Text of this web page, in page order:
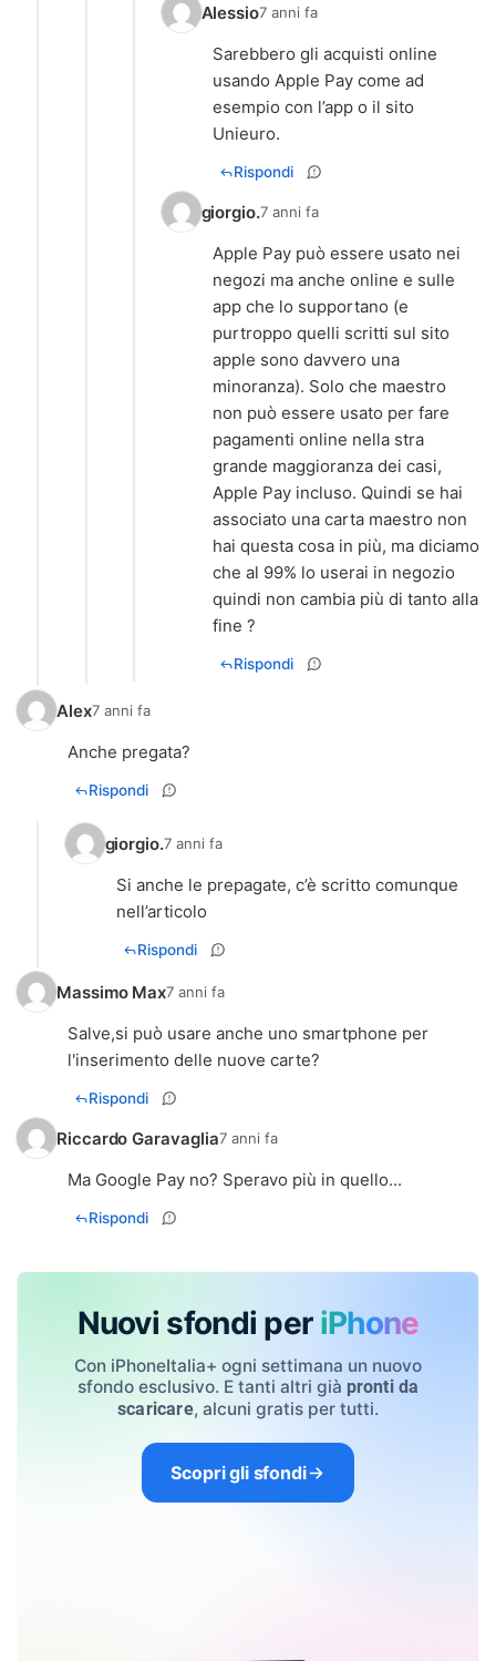
Alessio7 anni fa
Sarebbero gli acquisti online
usando Apple Pay come ad
esempio con l’app o il sito
Unieuro.
Rispondi
giorgio.7 anni fa
Apple Pay può essere usato nei
negozi ma anche online e sulle
app che lo supportano (e
purtroppo quelli scritti sul sito
apple sono davvero una
minoranza). Solo che maestro
non può essere usato per fare
pagamenti online nella stra
grande maggioranza dei casi,
Apple Pay incluso. Quindi se hai
associato una carta maestro non
hai questa cosa in più, ma diciamo
che al 99% lo userai in negozio
quindi non cambia più di tanto alla
fine ?
Rispondi
Alex7 anni fa
Anche pregata?
Rispondi
giorgio.7 anni fa
Si anche le prepagate, c’è scritto comunque
nell’articolo
Rispondi
Massimo Max7 anni fa
Salve,si può usare anche uno smartphone per
l'inserimento delle nuove carte?
Rispondi
Riccardo Garavaglia7 anni fa
Ma Google Pay no? Speravo più in quello...
Rispondi
Nuovi sfondi per iPhone
Con iPhoneItalia+ ogni settimana un nuovo
sfondo esclusivo. E tanti altri già pronti da
scaricare, alcuni gratis per tutti.
Scopri gli sfondi